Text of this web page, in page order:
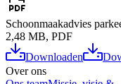
Schoonmaakadvies
2,48 MB, PDF
Downloaden
Over ons